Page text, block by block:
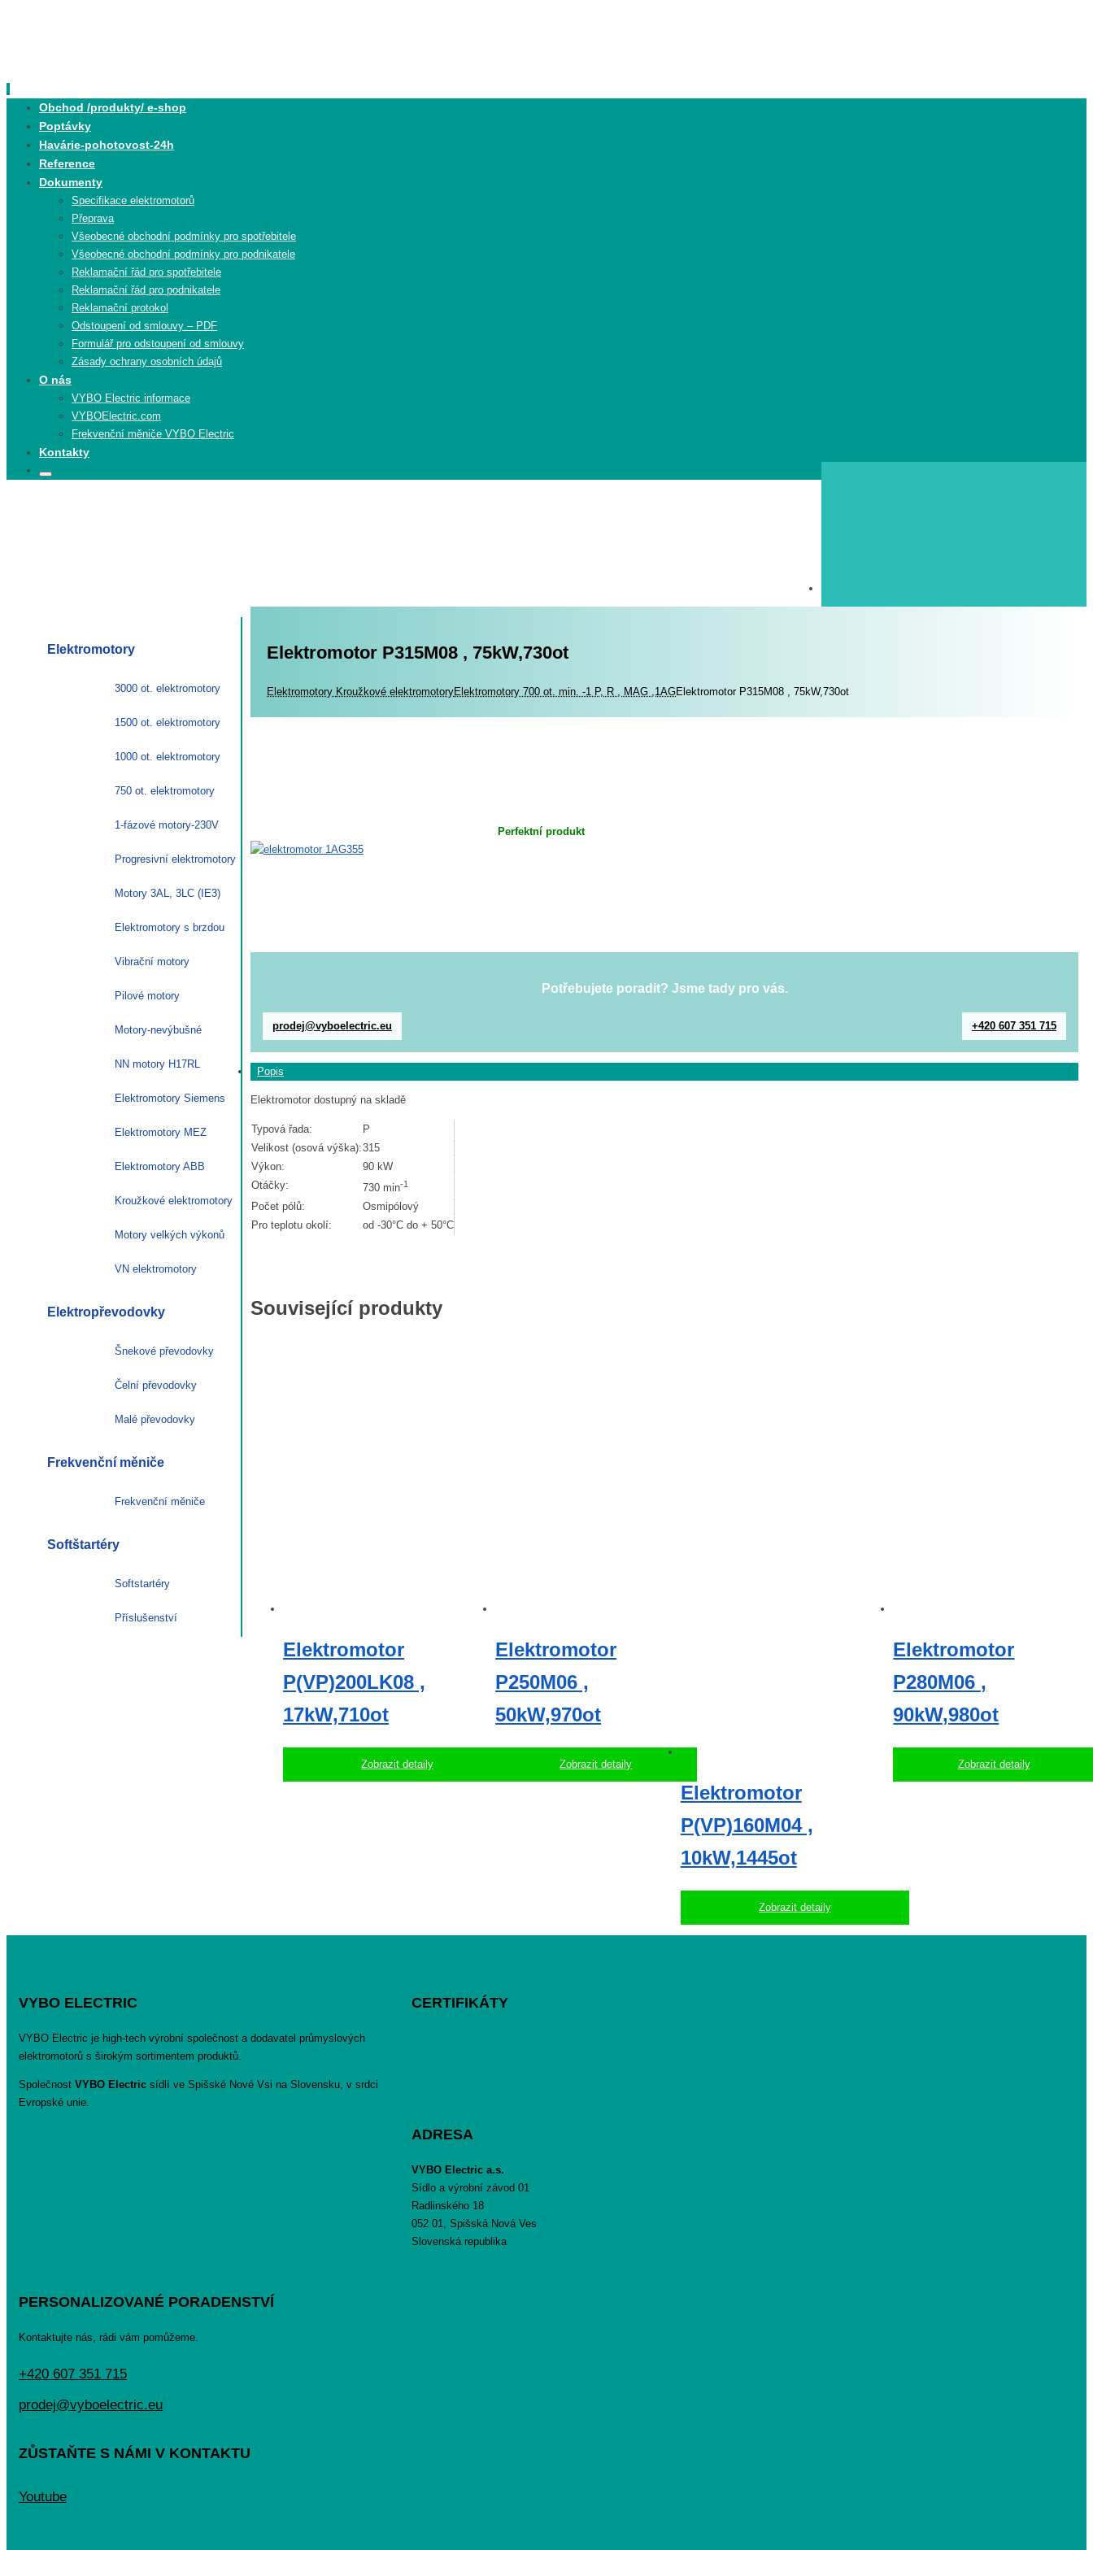
content
Obchod /produkty/ e-shop
Poptávky
Havárie-pohotovost-24h
Reference
Dokumenty
Specifikace elektromotorů
Přeprava
Všeobecné obchodní podmínky pro spotřebitele
Všeobecné obchodní podmínky pro podnikatele
Reklamační řád pro spotřebitele
Reklamační řád pro podnikatele
Reklamační protokol
Odstoupení od smlouvy – PDF
Formulář pro odstoupení od smlouvy
Zásady ochrany osobních údajů
O nás
VYBO Electric informace
VYBOElectric.com
Frekvenční měniče VYBO Electric
Kontakty
Search
Search
Elektromotor P315M08 , 75kW,730ot
Elektromotory Elektromotory
Kroužkové elektromotoryElektromotory 700 ot. min. -1 P, R , MAG ,1AGElektromotor P315M08 , 75kW,730ot
Perfektní produkt
Potřebujete poradit? Jsme tady pro vás.
prodej@vyboelectric.eu +420 607 351 715
Popis
Elektromotor dostupný na skladě
Typová řada:
P
Velikost (osová výška):315
Výkon:
90 kW
Otáčky:
730 min-1
Počet pólů:
Osmipólový
Pro teplotu okolí:
od -30°C do + 50°C
Související produkty
Elektromotor
P(VP)200LK08 ,
17kW,710ot
Zobrazit detaily
Elektromotor
P250M06 ,
50kW,970ot
Zobrazit detaily
Elektromotor
P(VP)160M04 ,
10kW,1445ot
Zobrazit detaily
Elektromotor
P280M06 ,
90kW,980ot
Zobrazit detaily
Elektromotory
3000 ot. elektromotory
1500 ot. elektromotory
1000 ot. elektromotory
750 ot. elektromotory
1-fázové motory-230V
Progresivní elektromotory
Motory 3AL, 3LC (IE3)
Elektromotory s brzdou
Vibrační motory
Pilové motory
Motory-nevýbušné
NN motory H17RL
Elektromotory Siemens
Elektromotory MEZ
Elektromotory ABB
Kroužkové elektromotory
Motory velkých výkonů
VN elektromotory
Elektropřevodovky
Šnekové převodovky
Čelní převodovky
Malé převodovky
Frekvenční měniče
Frekvenční měniče
Softštartéry
Softstartéry
Příslušenství
VYBO ELECTRIC
VYBO Electric je high-tech výrobní společnost a dodavatel průmyslových
elektromotorů s širokým sortimentem produktů.
Společnost VYBO Electric sídlí ve Spišské Nové Vsi na Slovensku, v srdci
Evropské unie.
CERTIFIKÁTY
ADRESA
VYBO Electric a.s.
Sídlo a výrobní závod 01
Radlinského 18
052 01, Spišská Nová Ves
Slovenská republika
PERSONALIZOVANÉ PORADENSTVÍ
Kontaktujte nás, rádi vám pomůžeme.
+420 607 351 715
prodej@vyboelectric.eu
ZŮSTAŇTE S NÁMI V KONTAKTU
Youtube